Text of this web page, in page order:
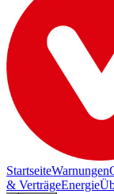
StartseiteWarnungen
& VerträgeEnergie